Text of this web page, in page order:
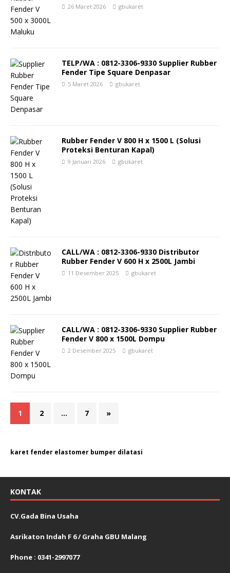
26 Maret 2026 gbukaret
TELP/WA : 0812-3306-9330 Supplier Rubber
Fender Tipe Square Denpasar
5 Maret 2026 gbukaret
Rubber Fender V 800 H x 1500 L (Solusi
Proteksi Benturan Kapal)
9 Januari 2026 gbukaret
CALL/WA : 0812-3306-9330 Distributor
Rubber Fender V 600 H x 2500L Jambi
11 Desember 2025 gbukaret
CALL/WA : 0812-3306-9330 Supplier Rubber
Fender V 800 x 1500L Dompu
2 Desember 2025 gbukaret
1 2 … 7 »
karet fender elastomer bumper dilatasi
KONTAK
CV.Gada Bina Usaha
Asrikaton Indah F 6 / Graha GBU Malang
Phone : 0341-2997077